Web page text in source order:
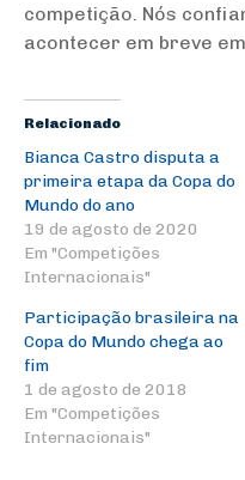
competição. Nós
acontecer em breve
Relacionado
Bianca Castro disputa a
primeira etapa da Copa do
Mundo do ano
19 de agosto de 2020
Em "Competições
Internacionais"
Participação brasileira na
Copa do Mundo chega ao
fim
1 de agosto de 2018
Em "Competições
Internacionais"